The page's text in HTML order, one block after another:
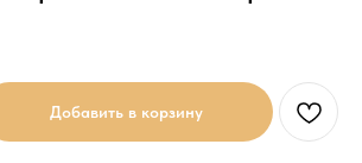
Добавить в корзину